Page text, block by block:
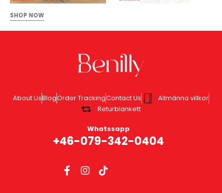
SHOP NOW
About UsBlogOrder TrackingContact Us
Allmänna villkor
Returblankett
Whatssapp
+46-079-342-0404